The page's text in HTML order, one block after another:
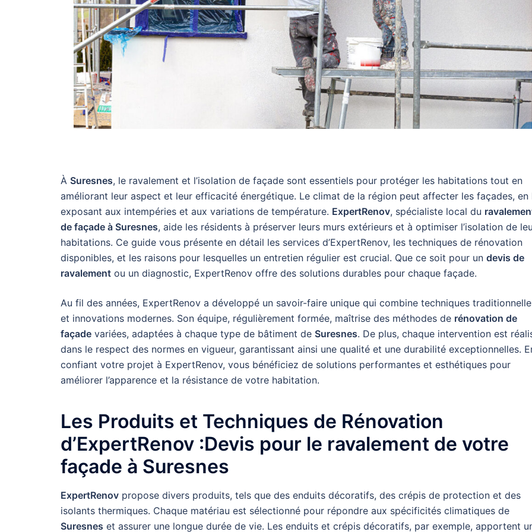
À Suresnes, le ravalement et l’isolation de façade sont essentiels pour protéger les habitations tout en
améliorant leur aspect et leur efficacité énergétique. Le climat de la région peut affecter les façades, en
exposant aux intempéries et aux variations de température. ExpertRenov, spécialiste local du
de façade à Suresnes, aide les résidents à préserver leurs murs extérieurs et à optimiser l’isolation de
habitations. Ce guide vous présente en détail les services d’ExpertRenov, les techniques de rénovation
disponibles, et les raisons pour lesquelles un entretien régulier est crucial. Que ce soit pour un devis de
ravalement ou un diagnostic, ExpertRenov offre des solutions durables pour chaque façade.
Au fil des années, ExpertRenov a développé un savoir-faire unique qui combine techniques
et innovations modernes. Son équipe, régulièrement formée, maîtrise des méthodes de rénovation de
façade variées, adaptées à chaque type de bâtiment de Suresnes. De plus, chaque intervention est
dans le respect des normes en vigueur, garantissant ainsi une qualité et une durabilité exceptionnelles.
confiant votre projet à ExpertRenov, vous bénéficiez de solutions performantes et esthétiques pour
améliorer l’apparence et la résistance de votre habitation.
Les Produits et Techniques de Rénovation
d’ExpertRenov :Devis pour le ravalement de votre
façade à Suresnes
ExpertRenov propose divers produits, tels que des enduits décoratifs, des crépis de protection et des
isolants thermiques. Chaque matériau est sélectionné pour répondre aux spécificités climatiques de
Suresnes et assurer une longue durée de vie. Les enduits et crépis décoratifs, par exemple, apportent